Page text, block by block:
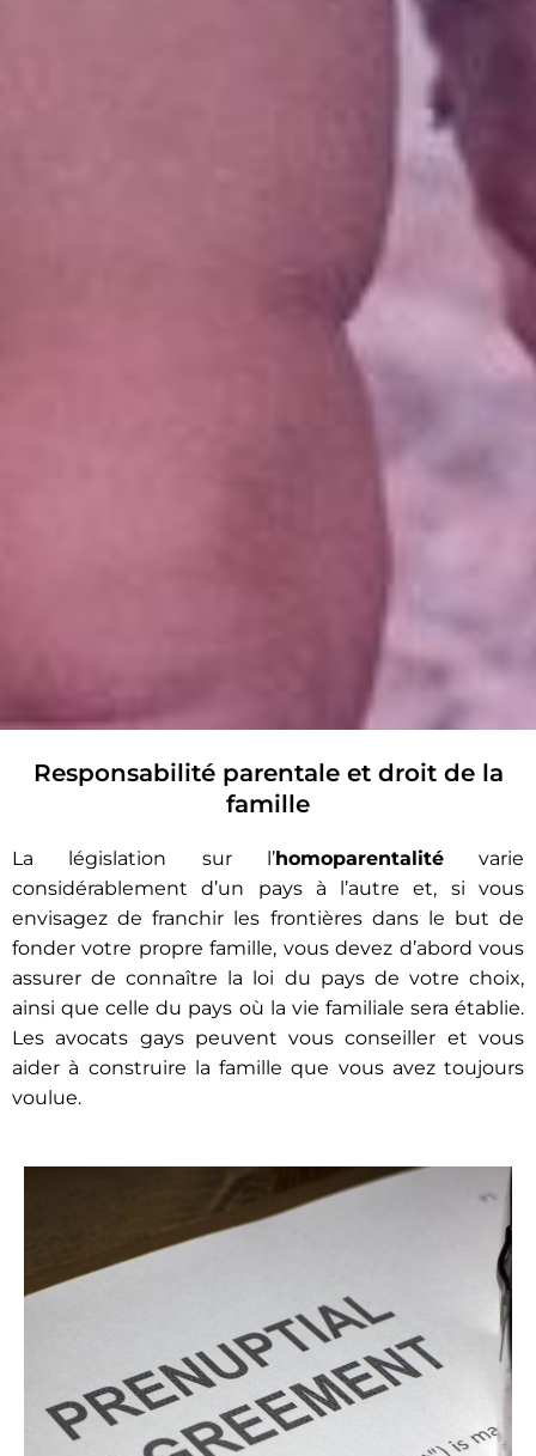
Genitorialità LGBTQ+
CONTATTACI ORA
Responsabilité parentale et droit de la
famille
La législation sur l’homoparentalitévarie
considérablement d’un pays à l’autre et, si vous
envisagez de franchir les frontières dans le but de
fonder votre propre famille, vous devez d’abord vous
assurer de connaître la loi du pays de votre choix,
ainsi que celle du pays où la vie familiale sera établie.
Les avocats gays peuvent vous conseiller et vous
aider à construire la famille que vous avez toujours
voulue.